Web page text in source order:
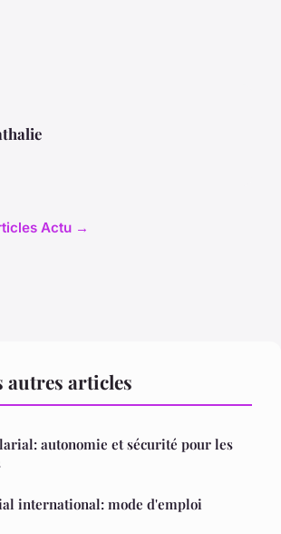
Actu →
autres articles
autonomie et sécurité pour les
international: mode d'emploi